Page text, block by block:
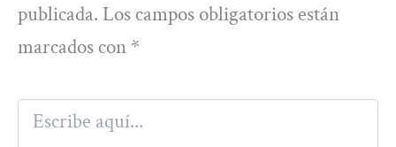
publicada. Los campos obligatorios están
marcados con *
Escribe
aquí...